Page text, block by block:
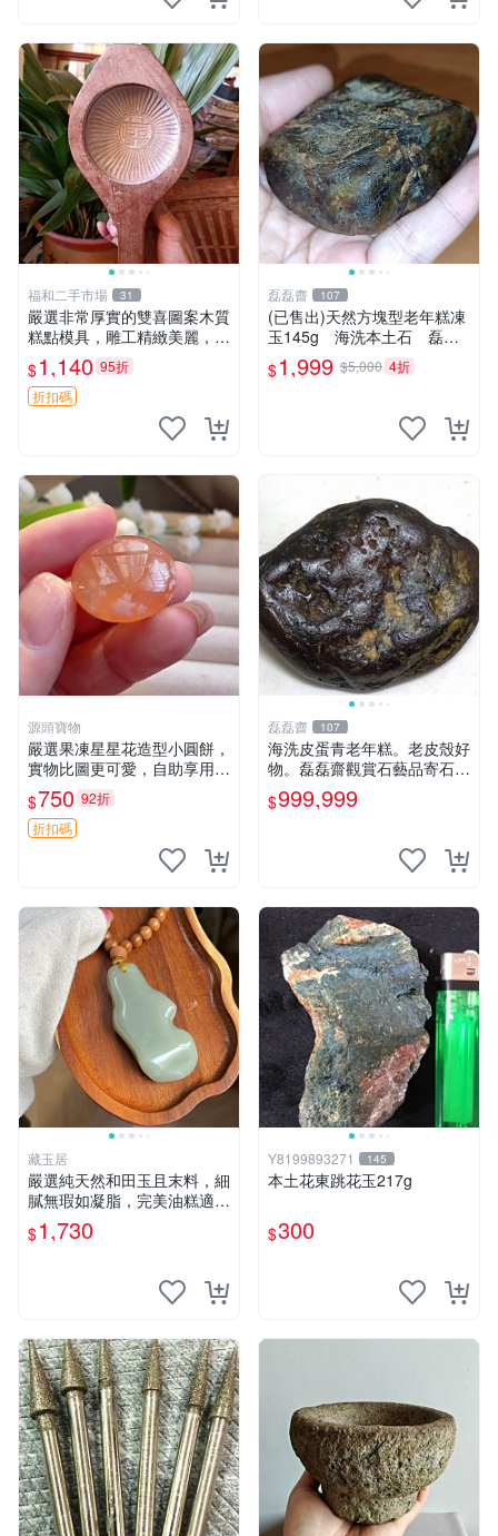
福和二手市場 31
嚴選非常厚實的雙喜圖案木質
糕點模具，雕工精緻美麗，呈
現自然包漿風味。適合收藏與
禮贈，建議入手。 雙喜 圖案
糕餅模具
$1,140 95折
折扣碼
磊磊齋 107
(已售出)天然方塊型老年糕凍
玉145g 海洗本土石 磊磊
齋寄石代客製石雕研磨拋光藍
寶東玉東海岸心臟石黑年糕玉
$1,999 $5,000 4折
源頭寶物
嚴選果凍星星花造型小圓餅，
實物比圖更可愛，自助享用更
方便 小圓餅 果凍 星星花
$750 92折
折扣碼
磊磊齋 107
海洗皮蛋青老年糕。老皮殼好
物。磊磊齋觀賞石藝品寄石加
工代工雕刻研磨雨花石瑪瑙大
灣石珠寶首飾寶石大陸石台灣
飾壽山石雞血石壽山雞血石原
$999,999
藏玉居
嚴選純天然和田玉且末料，細
膩無瑕如凝脂，完美油糕適合
收藏與送禮。 純天然和田
玉、油糕、玉器
$1,730
Y8199893271 145
本土花東跳花玉217g
$300